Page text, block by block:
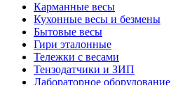
Карманные весы
Кухонные весы и безмены
Бытовые весы
Гири эталонные
Тележки с весами
Тензодатчики и ЗИП
Лабораторное оборудование